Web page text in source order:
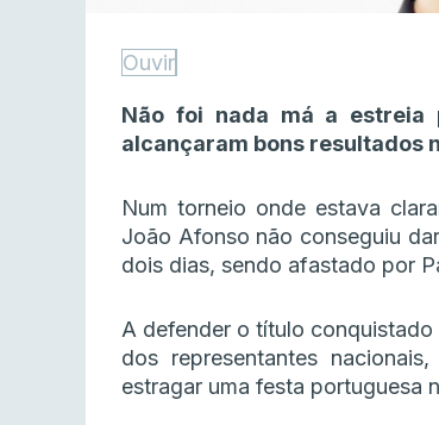
Ouvir
Não foi nada má a estreia
alcançaram bons resultados
Num torneio onde estava
João Afonso não conseguiu
dois dias, sendo afastado por
A defender o título
dos representantes
estragar uma festa portuguesa